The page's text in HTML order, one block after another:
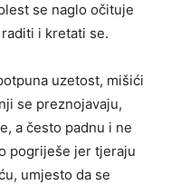
se naglo očituje
i kretati se.
uzetost, mišići
se preznojavaju,
a često padnu i ne
pogriješe jer tjeraju
umjesto da se